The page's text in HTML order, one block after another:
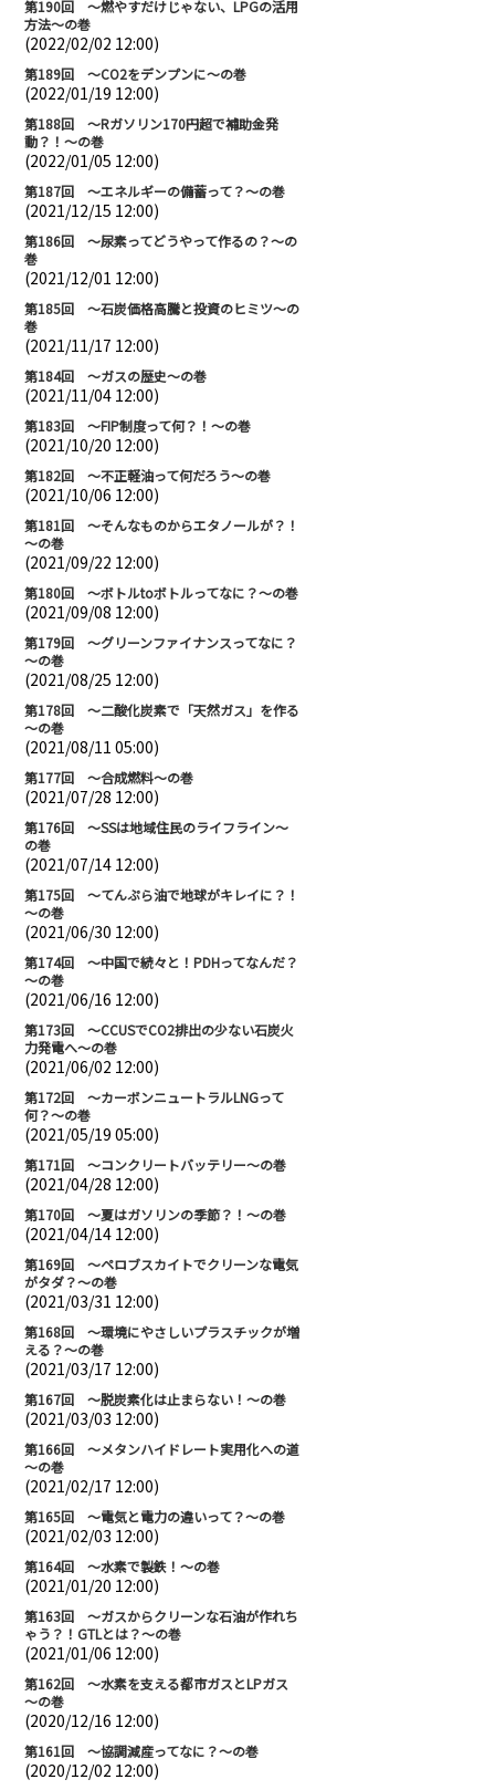
第190回 ～燃やすだけじゃない、LPGの活用
方法～の巻
(2022/02/02 12:00)
第189回 ～CO2をデンプンに～の巻
(2022/01/19 12:00)
第188回 ～Rガソリン170円超で補助金発
動？！～の巻
(2022/01/05 12:00)
第187回 ～エネルギーの備蓄って？～の巻
(2021/12/15 12:00)
第186回 ～尿素ってどうやって作るの？～の
巻
(2021/12/01 12:00)
第185回 ～石炭価格高騰と投資のヒミツ～の
巻
(2021/11/17 12:00)
第184回 ～ガスの歴史～の巻
(2021/11/04 12:00)
第183回 ～FIP制度って何？！～の巻
(2021/10/20 12:00)
第182回 ～不正軽油って何だろう～の巻
(2021/10/06 12:00)
第181回 ～そんなものからエタノールが？！
～の巻
(2021/09/22 12:00)
第180回 ～ボトルtoボトルってなに？～の巻
(2021/09/08 12:00)
第179回 ～グリーンファイナンスってなに？
～の巻
(2021/08/25 12:00)
第178回 ～二酸化炭素で「天然ガス」を作る
～の巻
(2021/08/11 05:00)
第177回 ～合成燃料～の巻
(2021/07/28 12:00)
第176回 ～SSは地域住民のライフライン～
の巻
(2021/07/14 12:00)
第175回 ～てんぷら油で地球がキレイに？！
～の巻
(2021/06/30 12:00)
第174回 ～中国で続々と！PDHってなんだ？
～の巻
(2021/06/16 12:00)
第173回 ～CCUSでCO2排出の少ない石炭火
力発電へ～の巻
(2021/06/02 12:00)
第172回 ～カーボンニュートラルLNGって
何？～の巻
(2021/05/19 05:00)
第171回 ～コンクリートバッテリー～の巻
(2021/04/28 12:00)
第170回 ～夏はガソリンの季節？！～の巻
(2021/04/14 12:00)
第169回 ～ペロブスカイトでクリーンな電気
がタダ？～の巻
(2021/03/31 12:00)
第168回 ～環境にやさしいプラスチックが増
える？～の巻
(2021/03/17 12:00)
第167回 ～脱炭素化は止まらない！～の巻
(2021/03/03 12:00)
第166回 ～メタンハイドレート実用化への道
～の巻
(2021/02/17 12:00)
第165回 ～電気と電力の違いって？～の巻
(2021/02/03 12:00)
第164回 ～水素で製鉄！～の巻
(2021/01/20 12:00)
第163回 ～ガスからクリーンな石油が作れち
ゃう？！GTLとは？～の巻
(2021/01/06 12:00)
第162回 ～水素を支える都市ガスとLPガス
～の巻
(2020/12/16 12:00)
第161回 ～協調減産ってなに？～の巻
(2020/12/02 12:00)